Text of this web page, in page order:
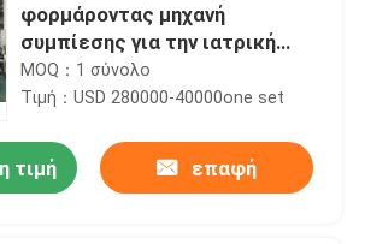
φορμάροντας μηχανή
συμπίεσης για την ιατρική
σύριγγα
MOQ：1 σύνολο
Τιμή：USD 280000-40000one set
τιμή επαφή